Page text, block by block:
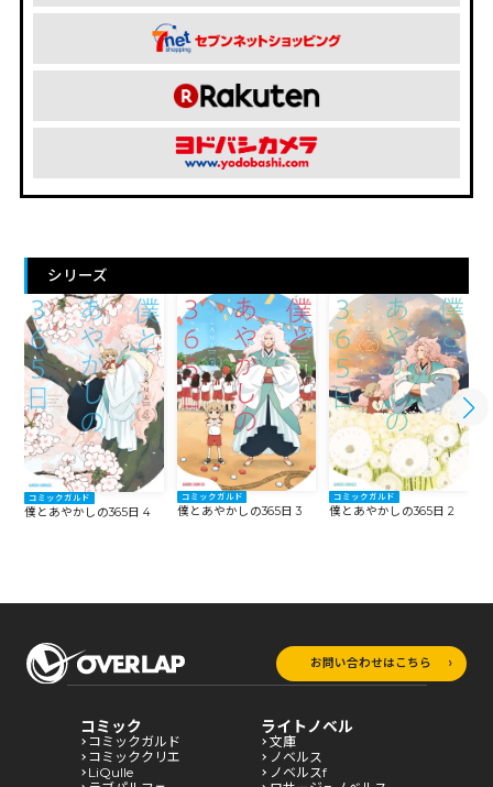
シリーズ
コミックガルド
僕とあやかしの365日 4
コミックガルド
僕とあやかしの365日 3
コミックガルド
僕とあやかしの365日 2
お問い合わせはこちら
コミック
コミックガルド
コミッククリエ
LiQulle
ライトノベル
文庫
ノベルス
ノベルスf